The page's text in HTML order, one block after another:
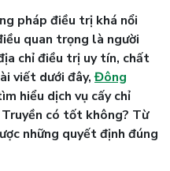
pháp điều trị khá nổi
quan trọng là người
chỉ điều trị uy tín, chất
viết dưới đây,Đông
hiểu dịch vụ cấy chỉ
Truyền có tốt không? Từ
những quyết định đúng